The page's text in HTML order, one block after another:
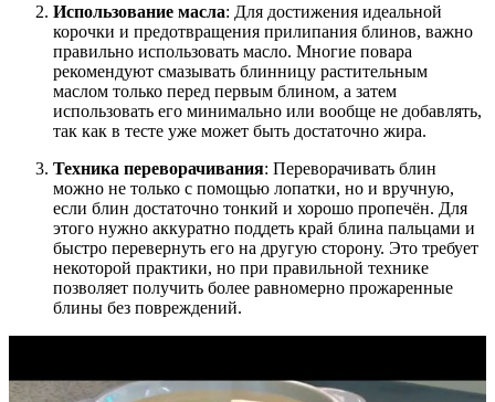
Использование масла: Для достижения идеальной
корочки и предотвращения прилипания блинов, важно
правильно использовать масло. Многие повара
рекомендуют смазывать блинницу растительным
маслом только перед первым блином, а затем
использовать его минимально или вообще не добавлять,
так как в тесте уже может быть достаточно жира.
Техника переворачивания: Переворачивать блин
можно не только с помощью лопатки, но и вручную,
если блин достаточно тонкий и хорошо пропечён. Для
этого нужно аккуратно поддеть край блина пальцами и
быстро перевернуть его на другую сторону. Это требует
некоторой практики, но при правильной технике
позволяет получить более равномерно прожаренные
блины без повреждений.